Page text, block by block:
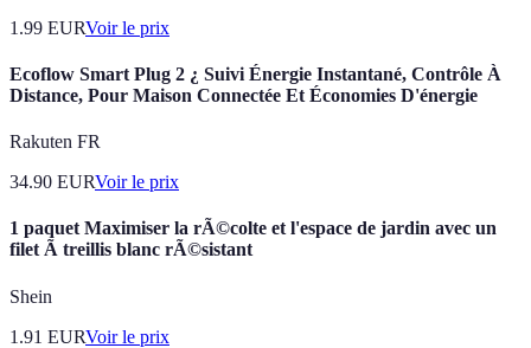
1.99 EURVoir le prix
Ecoflow Smart Plug 2 ¿ Suivi Énergie Instantané, Contrôle À
Distance, Pour Maison Connectée Et Économies D'énergie
Rakuten FR
34.90 EURVoir le prix
1 paquet Maximiser la rÃ©colte et l'espace de jardin avec un
filet Ã treillis blanc rÃ©sistant
Shein
1.91 EURVoir le prix